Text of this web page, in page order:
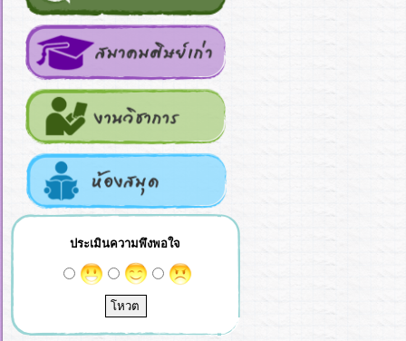
ประเมินความพึงพอใจ